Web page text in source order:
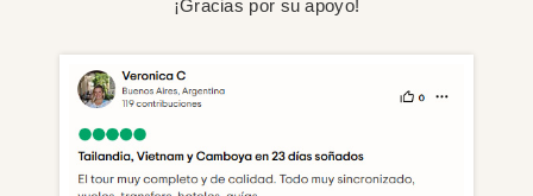
¡Gracias por su apoyo!